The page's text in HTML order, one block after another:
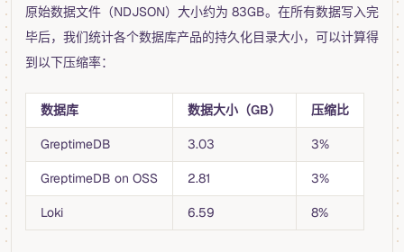
原始数据文件（NDJSON）大小约为 83GB。在所有数据写入完
毕后，我们统计各个数据库产品的持久化目录大小，可以计算得
到以下压缩率：
数据库 数据大小（GB） 压缩比
GreptimeDB 3.03 3%
GreptimeDB on OSS 2.81 3%
Loki 6.59 8%